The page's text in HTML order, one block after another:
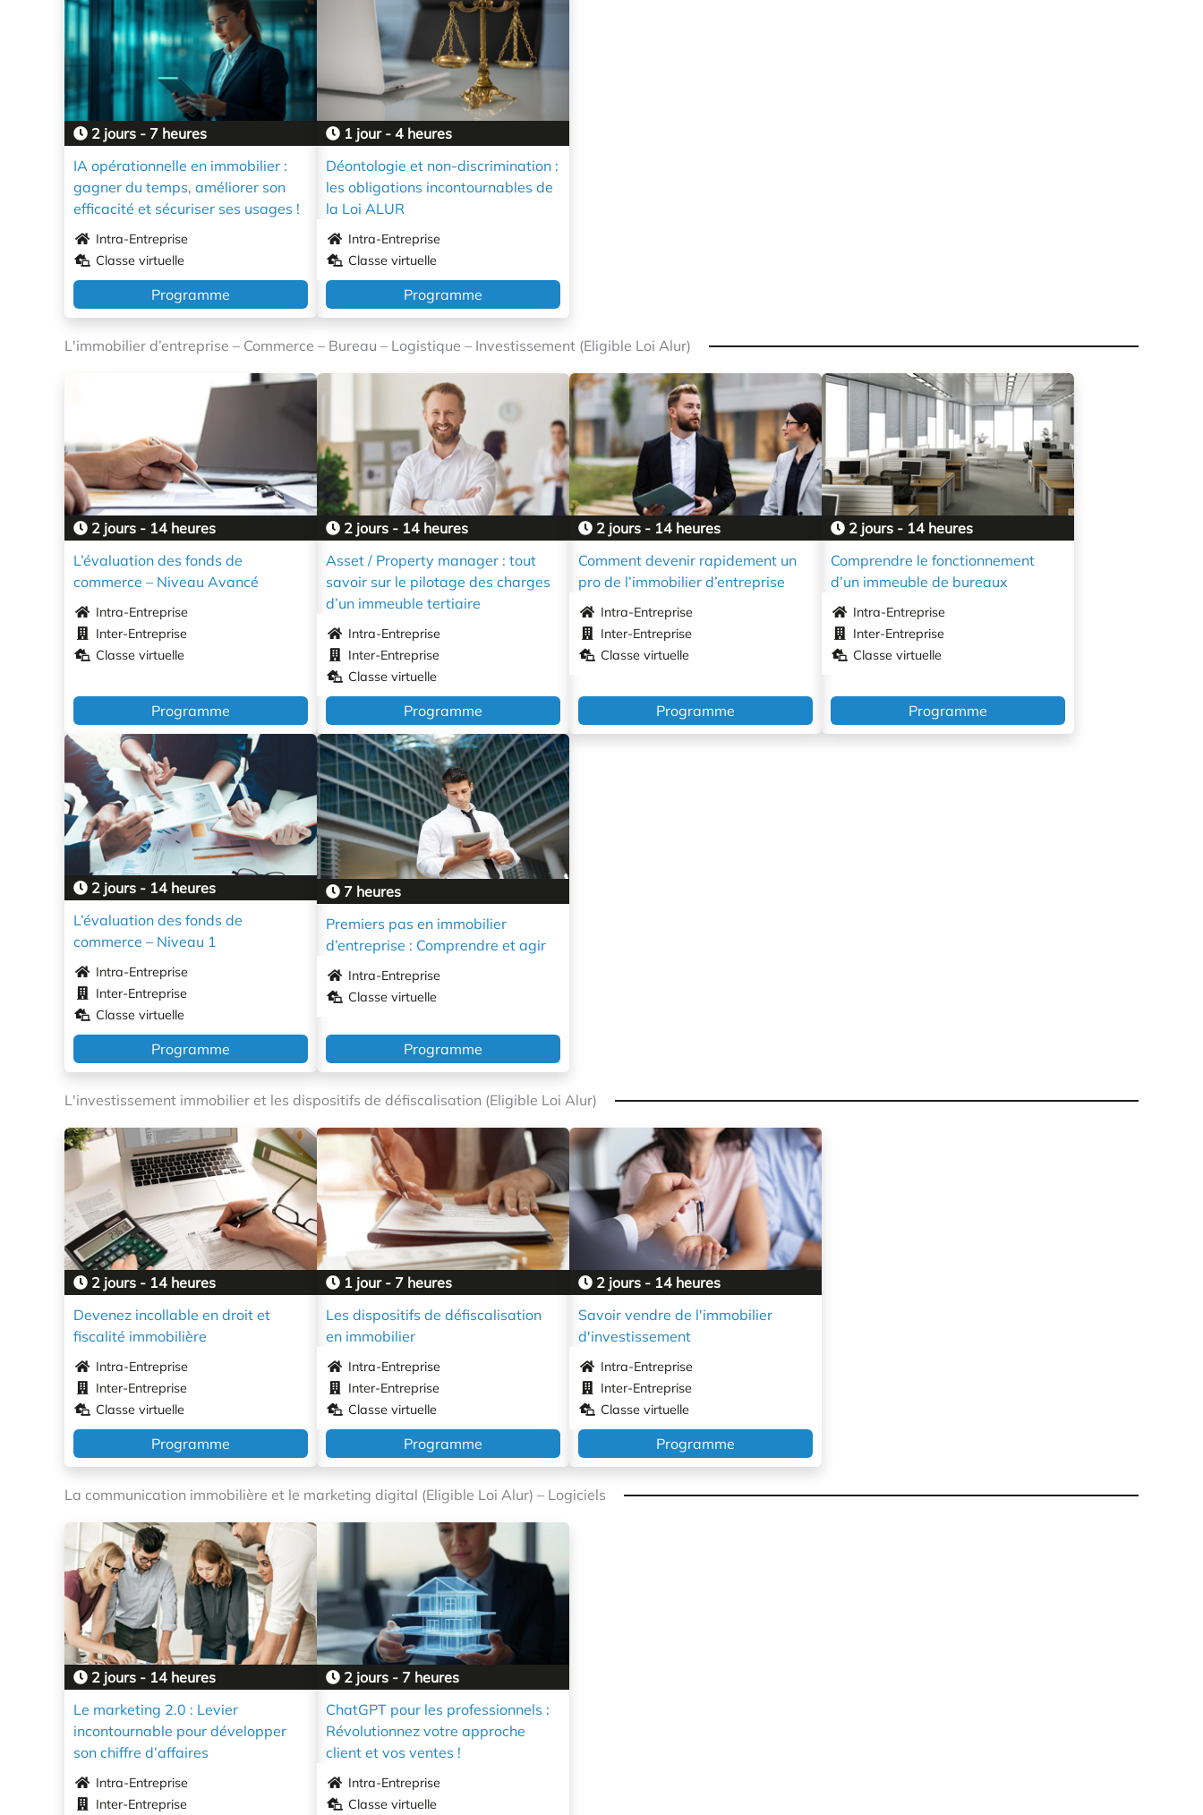
2 jours - 7 heures
IA opérationnelle en immobilier :
gagner du temps, améliorer son
efficacité et sécuriser ses usages !
Intra-Entreprise
Classe virtuelle
Programme
1 jour - 4 heures
Déontologie et non-discrimination :
les obligations incontournables de
la Loi ALUR
Intra-Entreprise
Classe virtuelle
Programme
L'immobilier d’entreprise – Commerce – Bureau – Logistique – Investissement (Eligible Loi Alur)
2 jours - 14 heures
L’évaluation des fonds de
commerce – Niveau Avancé
Intra-Entreprise
Inter-Entreprise
Classe virtuelle
Programme
2 jours - 14 heures
Asset / Property manager : tout
savoir sur le pilotage des charges
d’un immeuble tertiaire
Intra-Entreprise
Inter-Entreprise
Classe virtuelle
Programme
2 jours - 14 heures
Comment devenir rapidement un
pro de l’immobilier d’entreprise
Intra-Entreprise
Inter-Entreprise
Classe virtuelle
Programme
2 jours - 14 heures
Comprendre le fonctionnement
d’un immeuble de bureaux
Intra-Entreprise
Inter-Entreprise
Classe virtuelle
Programme
2 jours - 14 heures
L’évaluation des fonds de
commerce – Niveau 1
Intra-Entreprise
Inter-Entreprise
Classe virtuelle
Programme
7 heures
Premiers pas en immobilier
d’entreprise : Comprendre et agir
Intra-Entreprise
Classe virtuelle
Programme
L'investissement immobilier et les dispositifs de défiscalisation (Eligible Loi Alur)
2 jours - 14 heures
Devenez incollable en droit et
fiscalité immobilière
Intra-Entreprise
Inter-Entreprise
Classe virtuelle
Programme
1 jour - 7 heures
Les dispositifs de défiscalisation
en immobilier
Intra-Entreprise
Inter-Entreprise
Classe virtuelle
Programme
2 jours - 14 heures
Savoir vendre de l'immobilier
d'investissement
Intra-Entreprise
Inter-Entreprise
Classe virtuelle
Programme
La communication immobilière et le marketing digital (Eligible Loi Alur) – Logiciels
2 jours - 14 heures
Le marketing 2.0 : Levier
incontournable pour développer
son chiffre d’affaires
Intra-Entreprise
Inter-Entreprise
2 jours - 7 heures
ChatGPT pour les professionnels :
Révolutionnez votre approche
client et vos ventes !
Intra-Entreprise
Classe virtuelle